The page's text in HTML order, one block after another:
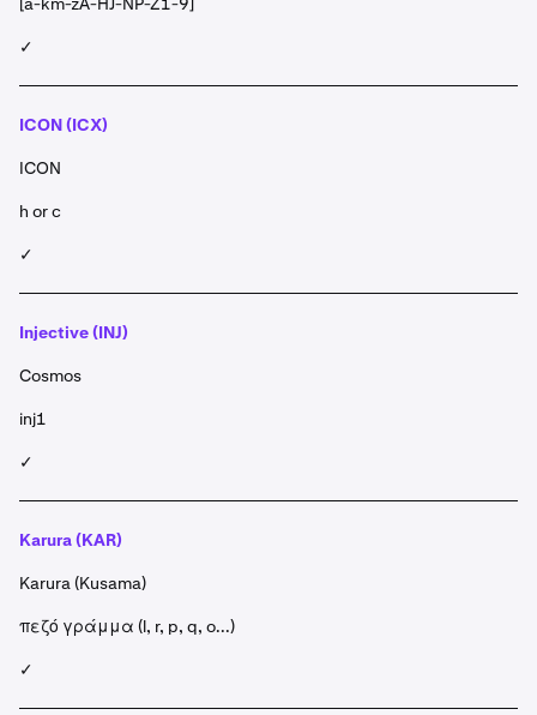
✓
ICON (ICX)
ICON
h or c
✓
Injective (INJ)
Cosmos
inj1
✓
Karura (KAR)
Karura (Kusama)
πεζό γράμμα (l, r, p, q, o...)
✓